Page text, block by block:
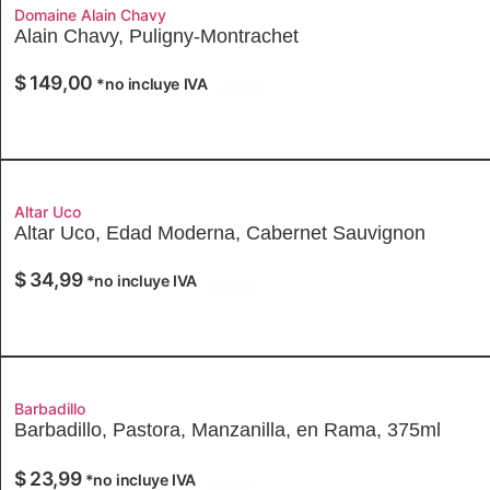
Domaine Alain Chavy
Alain Chavy, Puligny-Montrachet
$149,00 *no incluye IVA
Altar Uco
Altar Uco, Edad Moderna, Cabernet Sauvignon
$34,99 *no incluye IVA
Barbadillo
Barbadillo, Pastora, Manzanilla, en Rama, 375ml
$23,99 *no incluye IVA